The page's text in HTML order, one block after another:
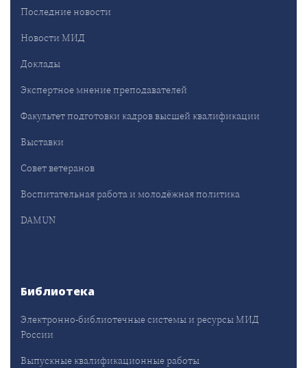
Последние новости
Новости МИД
Доклады
Экспертное мнение преподавателей
Факультет подготовки кадров высшей квалификации
Выставки
Совет ветеранов
Воспитательная работа и молодёжная политика
DAMUN
Библиотека
Электронно-библиотечные системы и ресурсы МИД
России
Выпускные квалификационные работы